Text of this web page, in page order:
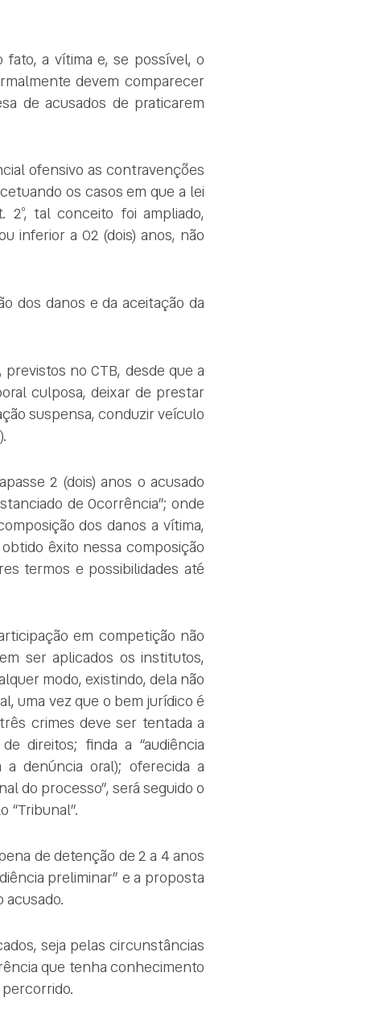
fato, a vítima e, se possível, o
devem comparecer
de acusados de praticarem
ofensivo as contravenções
os casos em que a lei
2º, tal conceito foi ampliado,
inferior a 02 (dois) anos, não
dos danos e da aceitação da
no CTB, desde que a
culposa, deixar de prestar
suspensa, conduzir veículo
2 (dois) anos o acusado
de Ocorrência”; onde
dos danos a vítima,
êxito nessa composição
termos e possibilidades até
em competição não
ser aplicados os institutos,
modo, existindo, dela não
uma vez que o bem jurídico é
crimes deve ser tentada a
direitos; finda a “audiência
a denúncia oral); oferecida a
do processo”, será seguido o
“Tribunal”.
de detenção de 2 a 4 anos
preliminar” e a proposta
acusado.
seja pelas circunstâncias
que tenha conhecimento